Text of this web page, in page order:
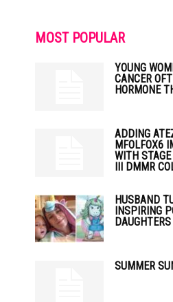
MOST POPULAR
YOUNG
CANCER
HORMONE
ADDING
MFOLFOX6
WITH STAGE
III DMMR
HUSBAND
INSPIRING
SUMMER